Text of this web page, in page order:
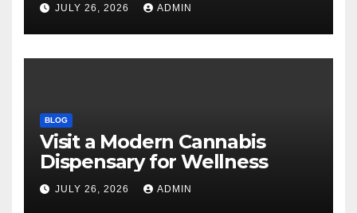
JULY 26, 2026 ADMIN
BLOG
Visit a Modern Cannabis
Dispensary for Wellness
JULY 26, 2026 ADMIN